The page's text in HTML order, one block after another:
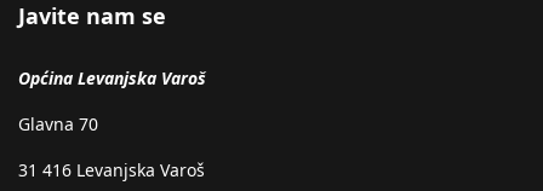
Javite nam se
Općina Levanjska Varoš
Glavna 70
31 416 Levanjska Varoš